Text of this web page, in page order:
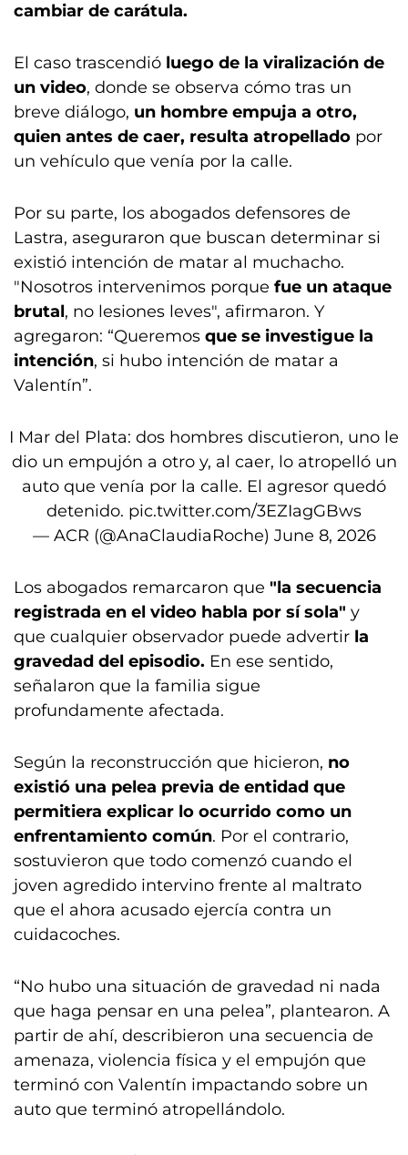
cambiar de carátula.
El caso trascendió luego de la viralización de
un video, donde se observa cómo tras un
breve diálogo, un hombre empuja a otro,
quien antes de caer, resulta atropellado por
un vehículo que venía por la calle.
Por su parte, los abogados defensores de
Lastra, aseguraron que buscan determinar si
existió intención de matar al muchacho.
"Nosotros intervenimos porque fue un ataque
brutal, no lesiones leves", afirmaron. Y
agregaron: “Queremos que se investigue la
intención, si hubo intención de matar a
Valentín”.
I Mar del Plata: dos hombres discutieron, uno le
dio un empujón a otro y, al caer, lo atropelló un
auto que venía por la calle. El agresor quedó
detenido. pic.twitter.com/3EZIagGBws
— ACR (@AnaClaudiaRoche) June 8, 2026
Los abogados remarcaron que "la secuencia
registrada en el video habla por sí sola" y
que cualquier observador puede advertir la
gravedad del episodio. En ese sentido,
señalaron que la familia sigue
profundamente afectada.
Según la reconstrucción que hicieron, no
existió una pelea previa de entidad que
permitiera explicar lo ocurrido como un
enfrentamiento común. Por el contrario,
sostuvieron que todo comenzó cuando el
joven agredido intervino frente al maltrato
que el ahora acusado ejercía contra un
cuidacoches.
“No hubo una situación de gravedad ni nada
que haga pensar en una pelea”, plantearon. A
partir de ahí, describieron una secuencia de
amenaza, violencia física y el empujón que
terminó con Valentín impactando sobre un
auto que terminó atropellándolo.